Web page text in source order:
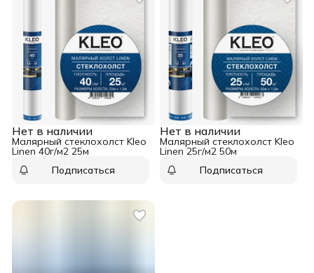
Нет в наличии
Малярный стеклохолст Kleo
Linen 40г/м2 25м
Подписаться
Нет в наличии
Малярный стеклохолст Kleo
Linen 25г/м2 50м
Подписаться